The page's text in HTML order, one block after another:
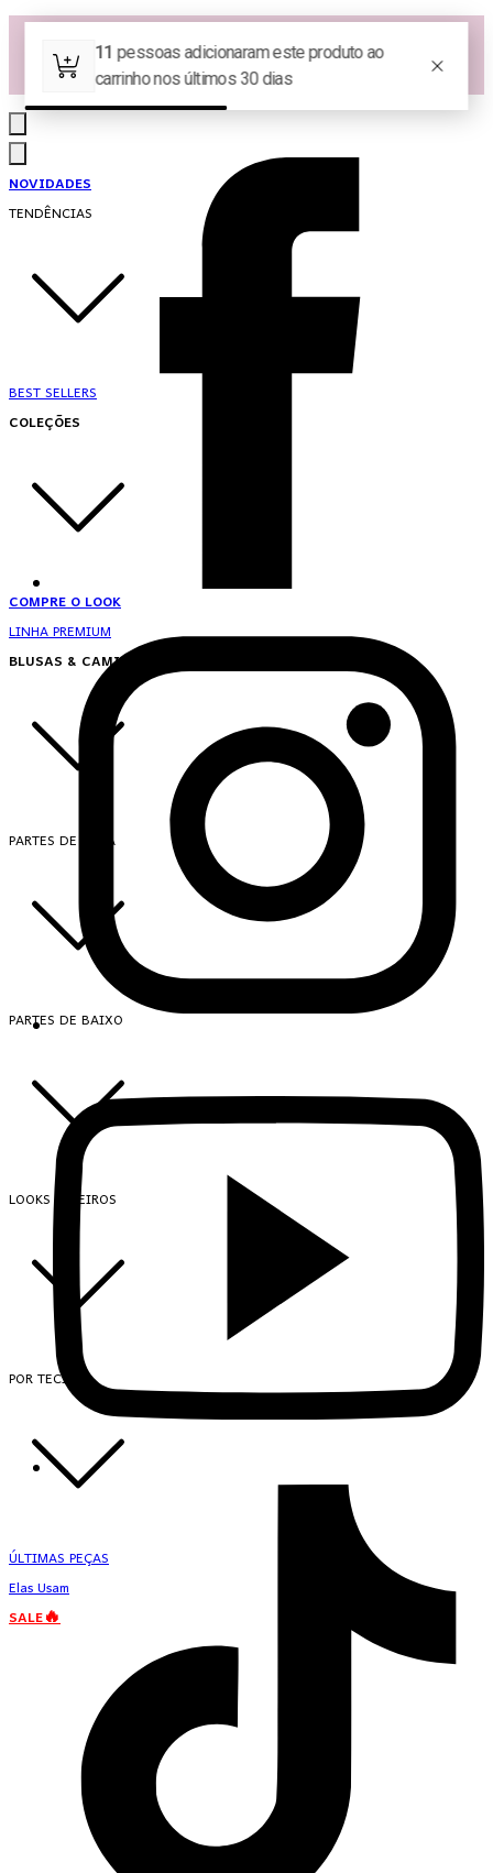
Las Queridas Club🌷 - Ganhe 5% Cashback em pontos na sua compra!
Ganhe 10% OFF na 1ª compra no App: PRIMEIRANOAPP 😍
♡ Coleção Nova: Grace in Motion ♡
NOVIDADES
TENDÊNCIAS
BEST SELLERS
COLEÇÕES
COMPRE O LOOK
LINHA PREMIUM
BLUSAS & CAMISAS
PARTES DE CIMA
PARTES DE BAIXO
LOOKS INTEIROS
POR TECIDO
ÚLTIMAS PEÇAS
Elas Usam
SALE🔥